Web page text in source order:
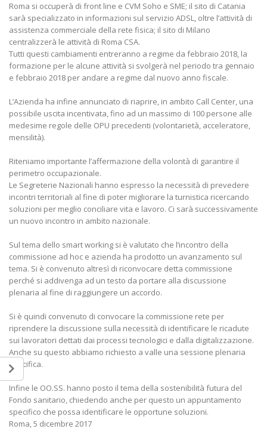
Roma si occuperà di front line e CVM Soho e SME; il sito di Catania
sarà specializzato in informazioni sul servizio ADSL, oltre l’attività di
assistenza commerciale della rete fisica; il sito di Milano
centralizzerà le attività di Roma CSA.
Tutti questi cambiamenti entreranno a regime da febbraio 2018, la
formazione per le alcune attività si svolgerà nel periodo tra gennaio
e febbraio 2018 per andare a regime dal nuovo anno fiscale.
L’Azienda ha infine annunciato di riaprire, in ambito Call Center, una
possibile uscita incentivata, fino ad un massimo di 100 persone alle
medesime regole delle OPU precedenti (volontarietà, acceleratore,
mensilità).
Riteniamo importante l’affermazione della volontà di garantire il
perimetro occupazionale.
Le Segreterie Nazionali hanno espresso la necessità di prevedere
incontri territoriali al fine di poter migliorare la turnistica ricercando
soluzioni per meglio conciliare vita e lavoro. Ci sarà successivamente
un nuovo incontro in ambito nazionale.
Sul tema dello smart working si è valutato che l’incontro della
commissione ad hoc e azienda ha prodotto un avanzamento sul
tema. Si è convenuto altresì di riconvocare detta commissione
perché si addivenga ad un testo da portare alla discussione
plenaria al fine di raggiungere un accordo.
Si è quindi convenuto di convocare la commissione rete per
riprendere la discussione sulla necessità di identificare le ricadute
sui lavoratori dettati dai processi tecnologici e dalla digitalizzazione.
Anche su questo abbiamo richiesto a valle una sessione plenaria
specifica.
Infine le OO.SS. hanno posto il tema della sostenibilità futura del
Fondo sanitario, chiedendo anche per questo un appuntamento
specifico che possa identificare le opportune soluzioni.
Roma, 5 dicembre 2017